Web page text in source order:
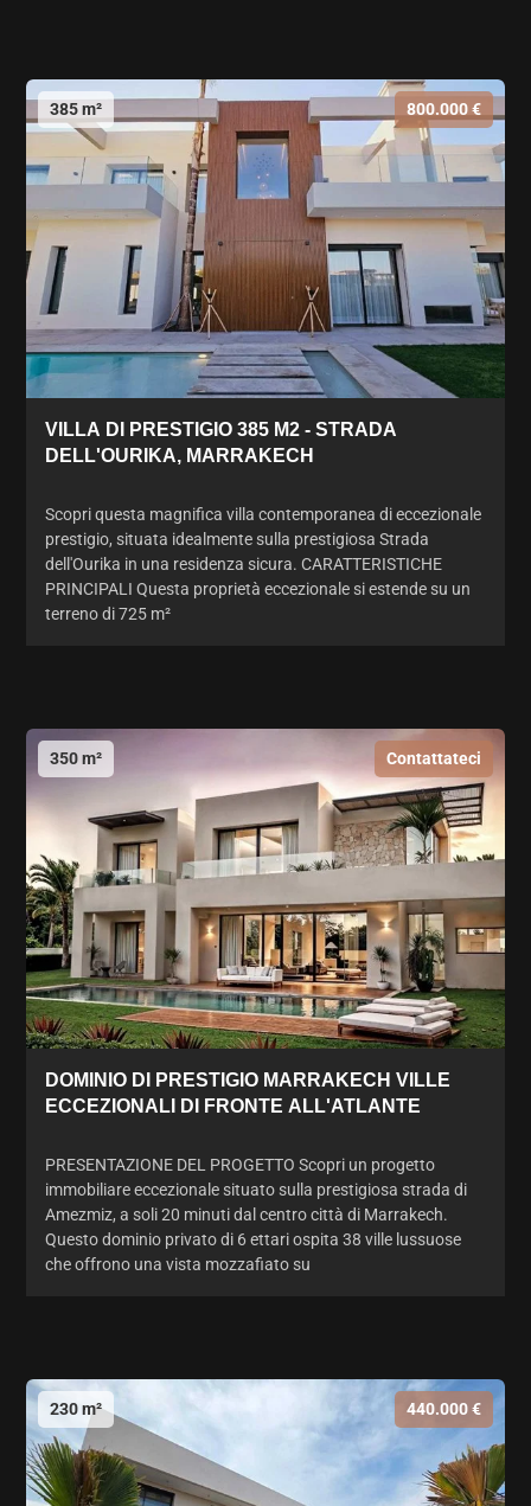
385 m² 800.000 €
VILLA DI PRESTIGIO 385 M2 - STRADA
DELL'OURIKA, MARRAKECH
Scopri questa magnifica villa contemporanea di eccezionale
prestigio, situata idealmente sulla prestigiosa Strada
dell'Ourika in una residenza sicura. CARATTERISTICHE
PRINCIPALI Questa proprietà eccezionale si estende su un
terreno di 725 m²
350 m² Contattateci
DOMINIO DI PRESTIGIO MARRAKECH VILLE
ECCEZIONALI DI FRONTE ALL'ATLANTE
PRESENTAZIONE DEL PROGETTO Scopri un progetto
immobiliare eccezionale situato sulla prestigiosa strada di
Amezmiz, a soli 20 minuti dal centro città di Marrakech.
Questo dominio privato di 6 ettari ospita 38 ville lussuose
che offrono una vista mozzafiato su
230 m² 440.000 €